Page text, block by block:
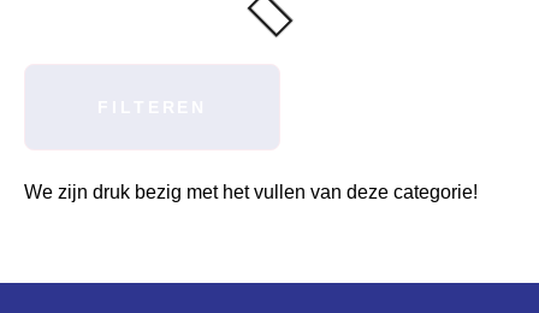
We zijn druk bezig met het vullen van deze categorie!